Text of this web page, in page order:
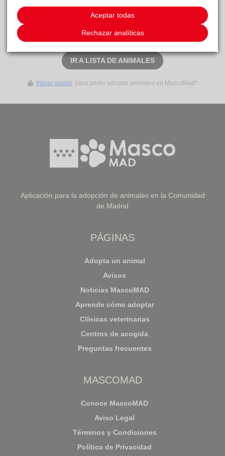
Este animal aún no ha recibido solicitudes de
adopción
SOLICITAR ADOPCIÓN
IR A LISTA DE ANIMALES
Iniciar sesión para poder adoptar animales en MascoMad*
Aplicación para la adopción de animales en la Comunidad
de Madrid
PÁGINAS
Adopta un animal
Avisos
Noticias MascoMAD
Aprende cómo adoptar
Clínicas veterinarias
Centros de acogida
Preguntas frecuentes
MASCOMAD
Conoce MascoMAD
Aviso Legal
Términos y Condiciones
Política de Privacidad
Aceptar todas
Rechazar analíticas